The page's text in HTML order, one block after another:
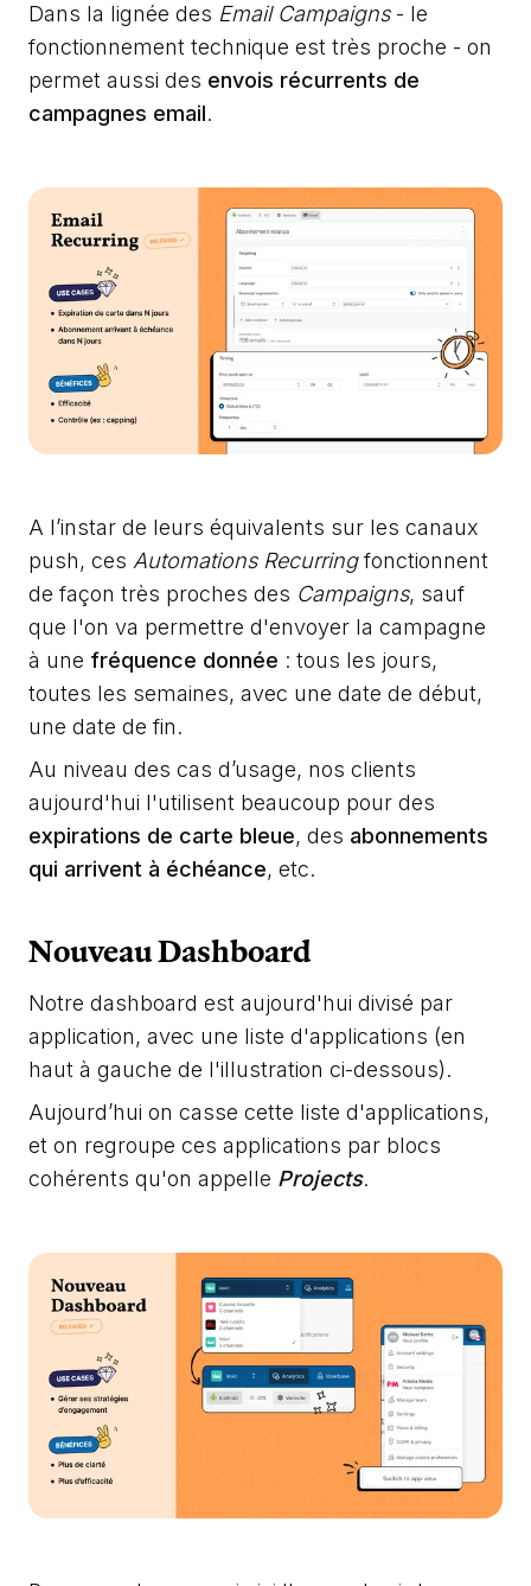
Dans la lignée des Email Campaigns- le
fonctionnement technique est très proche - on
permet aussi des envois récurrents de
campagnes email.
A l’instar de leurs équivalents sur les canaux
push, ces Automations Recurringfonctionnent
de façon très proches des Campaigns, sauf
que l'on va permettre d'envoyer la campagne
à une fréquence donnée : tous les jours,
toutes les semaines, avec une date de début,
une date de fin.
Au niveau des cas d’usage, nos clients
aujourd'hui l'utilisent beaucoup pour des
expirations de carte bleue, des abonnements
qui arrivent à échéance, etc.
Nouveau Dashboard
Notre dashboard est aujourd'hui divisé par
application, avec une liste d'applications (en
haut à gauche de l'illustration ci-dessous).
Aujourd’hui on casse cette liste d'applications,
et on regroupe ces applications par blocs
cohérents qu'on appelle Projects.